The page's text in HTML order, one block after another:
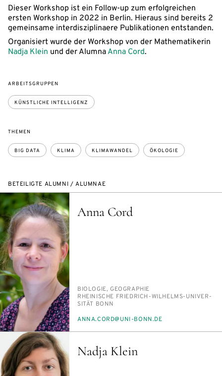
Dieser Workshop ist ein Follow-up zum erfolgreichen
ersten Workshop in 2022 in Berlin. Hieraus sind bereits 2
gemeinsame interdisziplinaere Publikationen entstanden.
Organisiert wurde der Workshop von der Mathematikerin
Nadja Klein und der Alumna Anna Cord.
ARBEITSGRUPPEN
KÜNSTLICHE INTELLIGENZ
THEMEN
BIG DATA KLIMA KLIMAWANDEL ÖKOLOGIE
BETEILIGTE ALUMNI / ALUMNAE
Anna Cord
PERSON_RESEARCH_SUBJECT
BIO­LO­GIE, GEO­GRA­PHIE
INSTITUTION
RHEI­NI­SCHE FRIED­RICH-WIL­HELMS-UNI­VER­
SI­TÄT BONN
E-
AN­NA.CORD@UNI-BONN.DE
Nadja Klein